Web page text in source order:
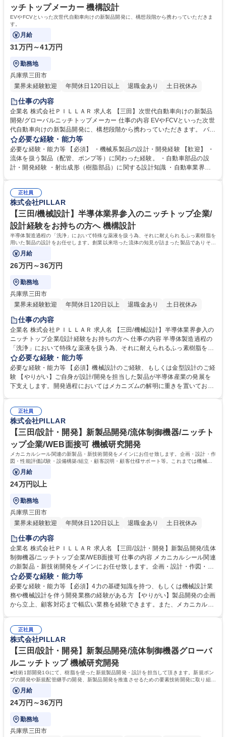
ッチトップメーカー 機構設計
EVやFCVといった次世代自動車向けの新製品開発に、構想段階から携わっていただきま
す。
月給
31万円～41万円
勤務地
兵庫県三田市
業界未経験歓迎
年間休日120日以上 退職金あり 土日祝休み
仕事の内容
企業名 株式会社ＰＩＬＬＡＲ 求人名 【三田】次世代自動車向けの新製品
開発/グローバルニッチトップメーカー 仕事の内容 EVやFCVといった次世
代自動車向けの新製品開発に、構想段階から携わっていただきます。 バッ
テリー冷却配管に用いられる新しい継手製品を中心に、顧客提案、構想設
計から詳細設計、試作、評価、原価試算、生産工程の検討まで一連の開発
プロセスを担当します。設計だけでなく「どんな製品を世に出すか」とい
うテーマ検討や課題提起にも関われるため、アイデアを形にする面白さを
種 【三田】次世代自動車向けの新製品開発/グローバルニッチトップメー
カー
必要な経験・能力等
必要な経験・能力等 【必須】 ・機械系製品の設計・開発経験 【歓迎】 ・
流体を扱う製品（配管、ポンプ等）に関わった経験。 ・自動車部品の設
計・開発経験 ・射出成形（樹脂部品）に関する設計知識 ・自動車業界特
正社員
株式会社PILLAR
【三田/機械設計】半導体業界参入のニッチトップ企業/
設計経験をお持ちの方へ 機構設計
半導体製造過程の「洗浄」において特殊な薬液を扱う為、それに耐えられるふっ素樹脂を
用いた製品の設計をお任せします。創業以来培った流体の知見が詰まった製品でありその
改良・設計に取り組んでいただきます。
月給
26万円～36万円
勤務地
兵庫県三田市
業界未経験歓迎
年間休日120日以上 退職金あり 土日祝休み
仕事の内容
企業名 株式会社ＰＩＬＬＡＲ 求人名 【三田/機械設計】半導体業界参入の
ニッチトップ企業/設計経験をお持ちの方へ 仕事の内容 半導体製造過程の
「洗浄」において特殊な薬液を扱う為、それに耐えられるふっ素樹脂を用
いた製品の設計をお任せします。創業以来培った流体の知見が詰まった製
品でありその改良・設計に取り組んでいただきます。 ■図面はSolidWorks
（3DCAD）を用いて設計してもらいます。また、Ansysなどで構造解析や
流体シミュレーションを行った最適設計も実施してもらいます。■機器設
設計・評価。 募集職種 【三田/機械設計】半導体業界参入のニッチトップ
企業/設計経験をお持ちの方へ
必要な経験・能力等
必要な経験・能力等 【必須】機械設計のご経験、もしくは金型設計のご経
験 【やりがい】ご自身が設計/開発を担当した製品が半導体産業の発展を
下支えします。開発過程においてはメカニズムの解明に重きを置いてお
正社員
株式会社PILLAR
【三田/設計・開発】新製品開発/流体制御機器/ニッチト
ップ企業/WEB面接可 機械研究開発
メカニカルシール関連の新製品・新技術開発をメインにお任せ致します。企画・設計・作
図・性能評価試験・設備構築/組立・顧客説明・顧客仕様サポート等。これまでは機械的
な設計開発をしていたものの、
月給
24万円以上
勤務地
兵庫県三田市
業界未経験歓迎
年間休日120日以上 退職金あり 土日祝休み
仕事の内容
企業名 株式会社ＰＩＬＬＡＲ 求人名 【三田/設計・開発】新製品開発/流体
制御機器/ニッチトップ企業/WEB面接可 仕事の内容 メカニカルシール関連
の新製品・新技術開発をメインにお任せ致します。企画・設計・作図・性
能評価試験・設備構築/組立・顧客説明・顧客仕様サポート等。これまでは
機械的な設計開発をしていたものの、 材料技術や数値解析を用いたアプロ
ーチが必要になってきています。また、モノだけではなく、ソリューショ
ン提供に向けたオプションやサービス開発のためにデータサイエンスや電
す。出張は顧客や協力企業などとの仕様打合せや新製品PRなどがあり、
平均2ヵ月に1回ほどです。 募集職種 【三田/設計・開発】新製品開発/流体
制御機器/ニッチトップ企業/WEB面接可
必要な経験・能力等
必要な経験・能力等 【必須】4力の基礎知識を持つ、もしくは機械設計業
務や機械設計を伴う開発業務の経験がある方 【やりがい】製品開発の企画
から立上、顧客対応まで幅広い業務を経験できます。また、メカニカルシ
歴・資格 学歴：大学院 大学 高専 語学力： 資格：
正社員
株式会社PILLAR
【三田/設計・開発】新製品開発/流体制御機器グローバ
ルニッチトップ 機械研究開発
■技術1部開発1Gにて、樹脂を使った新規製品開発・設計を担当して頂きます。新規ポン
プの開発や新規配管継手の開発、新製品開発を推進させるための要素技術開発に取り組ん
でいただきます。
月給
24万円～36万円
勤務地
兵庫県三田市